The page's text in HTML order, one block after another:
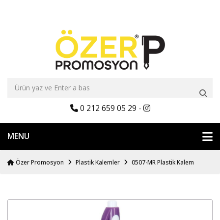
0 212 659 05 29 -
MENU
Özer Promosyon Plastik Kalemler 0507-MR Plastik Kalem